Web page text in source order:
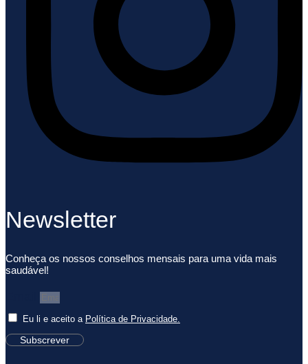
Newsletter
Conheça os nossos conselhos mensais para uma vida mais
saudável!
Eu li e aceito a Política de Privacidade.
Subscrever